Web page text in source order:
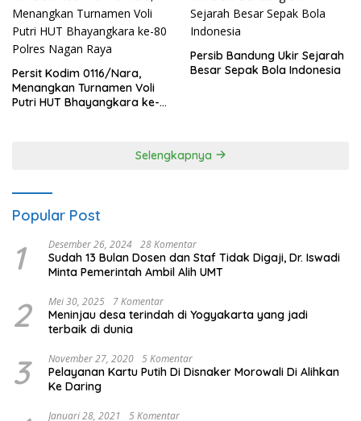
Persit Kodim 0116/Nara,
Menangkan Turnamen Voli
Putri HUT Bhayangkara ke-
Persib Bandung Ukir Sejarah
Besar Sepak Bola Indonesia
Selengkapnya
Popular Post
1 Desember 26, 2024 28 Komentar
Sudah 13 Bulan Dosen dan Staf Tidak Digaji, Dr. Iswadi
Minta Pemerintah Ambil Alih UMT
2 Mei 30, 2025 7 Komentar
Meninjau desa terindah di Yogyakarta yang jadi
terbaik di dunia
3 November 27, 2020 5 Komentar
Pelayanan Kartu Putih Di Disnaker Morowali Di Alihkan
Ke Daring
Januari 28, 2021 5 Komentar